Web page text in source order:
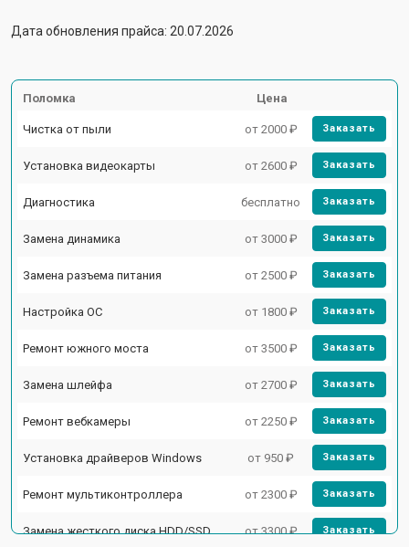
Дата обновления прайса: 20.07.2026
Поломка Цена
Чистка от пыли от 2000 ₽ Заказать
Установка видеокарты от 2600 ₽ Заказать
Диагностика бесплатно Заказать
Замена динамика от 3000 ₽ Заказать
Замена разъема питания от 2500 ₽ Заказать
Настройка ОС от 1800 ₽ Заказать
Ремонт южного моста от 3500 ₽ Заказать
Замена шлейфа от 2700 ₽ Заказать
Ремонт вебкамеры от 2250 ₽ Заказать
Установка драйверов Windows от 950 ₽ Заказать
Ремонт мультиконтроллера от 2300 ₽ Заказать
Замена жесткого диска HDD/SSD от 3300 ₽ Заказать